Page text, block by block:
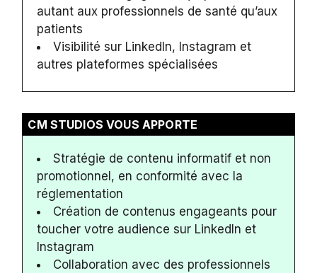
autant aux professionnels de santé qu’aux
patients
Visibilité sur LinkedIn, Instagram et
autres plateformes spécialisées
CM STUDIOS VOUS APPORTE
Stratégie de contenu informatif et non
promotionnel, en conformité avec la
réglementation
Création de contenus engageants pour
toucher votre audience sur LinkedIn et
Instagram
Collaboration avec des professionnels